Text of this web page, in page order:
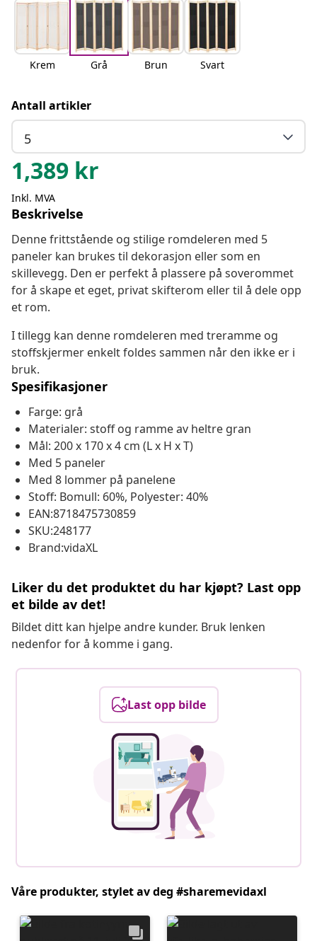
Krem Grå Brun Svart
Antall artikler
5
1,389 kr
Inkl. MVA
Beskrivelse
Denne frittstående og stilige romdeleren med 5
paneler kan brukes til dekorasjon eller som en
skillevegg. Den er perfekt å plassere på soverommet
for å skape et eget, privat skifterom eller til å dele opp
et rom.
I tillegg kan denne romdeleren med treramme og
stoffskjermer enkelt foldes sammen når den ikke er i
bruk.
Spesifikasjoner
Farge: grå
Materialer: stoff og ramme av heltre gran
Mål: 200 x 170 x 4 cm (L x H x T)
Med 5 paneler
Med 8 lommer på panelene
Stoff: Bomull: 60%, Polyester: 40%
EAN:8718475730859
SKU:248177
Brand:vidaXL
Liker du det produktet du har kjøpt? Last opp
et bilde av det!
Bildet ditt kan hjelpe andre kunder. Bruk lenken
nedenfor for å komme i gang.
Last opp bilde
Våre produkter, stylet av deg #sharemevidaxl